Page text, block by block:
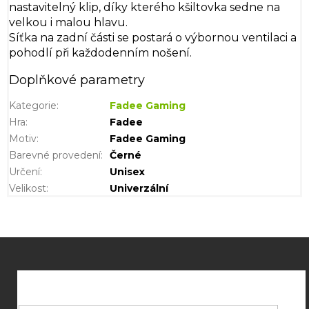
nastavitelný klip, díky kterého kšiltovka sedne na
velkou i malou hlavu.
Síťka na zadní části se postará o výbornou ventilaci a
pohodlí při každodenním nošení.
Doplňkové parametry
Kategorie:
Fadee Gaming
Hra:
Fadee
Motiv:
Fadee Gaming
Barevné provedení:
Černé
Určení:
Unisex
Velikost: Univerzální